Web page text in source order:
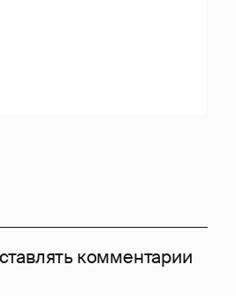
комментарии